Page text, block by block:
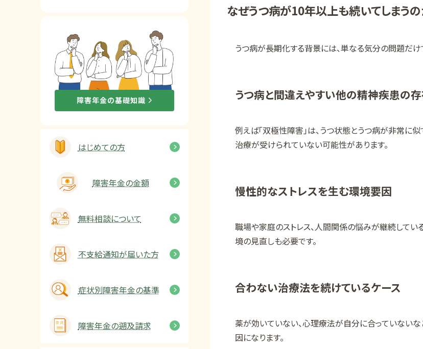
メリット
お電話でのお問い合わせ
089-907-3797
なぜうつ病が10年以上も続いてしまうの
うつ病が長期化する背景には、単なる気分の問題だ
うつ病と間違えやすい他の精神疾患の
例えば「双極性障害」は、うつ状態とうつ病が非常に
治療が受けられていない可能性があります。
慢性的なストレスを生む環境要因
職場や家庭のストレス、人間関係の悩みが継続してい
境の見直しも必要です。
合わない治療法を続けているケース
薬が効いていない、心理療法が自分に合っていない
因になります。
障害年金の基礎知識
はじめての方
障害年金の金額
無料相談について
不支給通知が届いた方
症状別障害年金の基準
障害年金の遡及請求